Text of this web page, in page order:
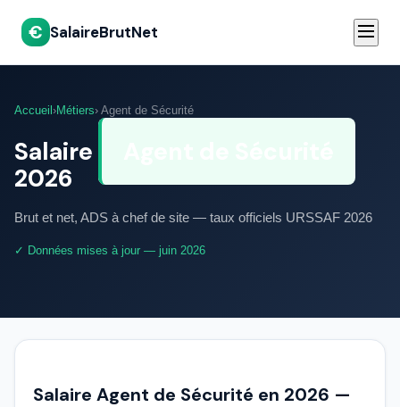
€ SalaireBrutNet
Accueil ›Métiers› Agent de Sécurité
Salaire
2026
Brut et net, ADS à chef de site — taux officiels URSSAF 2026
✓ Données mises à jour — juin 2026
Salaire Agent de Sécurité en 2026 —